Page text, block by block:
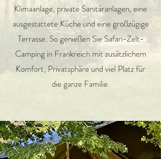
Klimaanlage, private Sanitäranlagen, eine
ausgestattete Küche und eine großzügige
Terrasse. So genießen Sie Safari-Zelt-
Camping in Frankreich mit zusätzlichem
Komfort, Privatsphäre und viel Platz für
die ganze Familie.